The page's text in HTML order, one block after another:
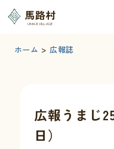
馬路村
UMAJI VILLAGE
ホーム > 広報誌
広報うまじ
日）
文字サイズ